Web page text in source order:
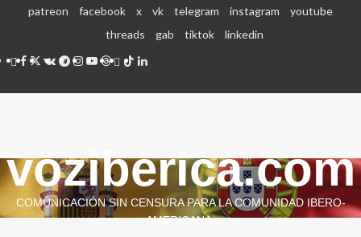
Saltarpatreon facebook x vk telegram instagram
youtube
threads
gab tiktok
linkedin
patreon
facebook
x vk telegram
instagram
youtube
threads
gabtiktoklinkedin
voziberica.com
COMUNICACIÓN SIN CENSURA PARA LA COMUNIDAD IBERO-
AMERICANA.